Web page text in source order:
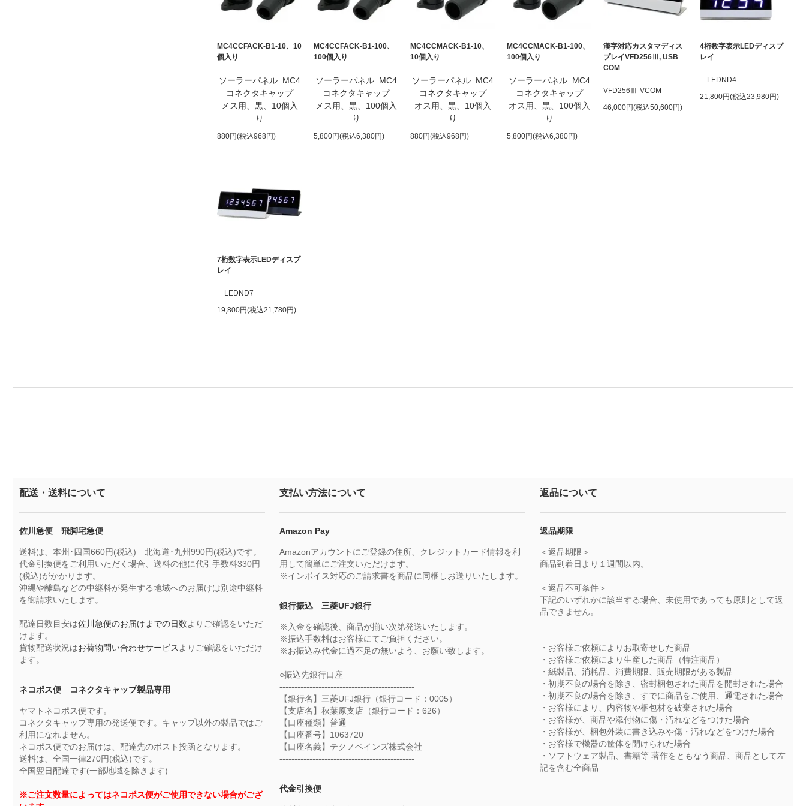
MC4CCFACK-B1-10、10
個入り
ソーラーパネル_MC4
コネクタキャップ
メス用、黒、10個入
り
880円(税込968円)
MC4CCFACK-B1-100、
100個入り
ソーラーパネル_MC4
コネクタキャップ
メス用、黒、100個入
り
5,800円(税込6,380円)
MC4CCMACK-B1-10、
10個入り
ソーラーパネル_MC4
コネクタキャップ
オス用、黒、10個入
り
880円(税込968円)
MC4CCMACK-B1-100、
100個入り
ソーラーパネル_MC4
コネクタキャップ
オス用、黒、100個入
り
5,800円(税込6,380円)
漢字対応カスタマディス
プレイVFD256Ⅲ, USB
COM
VFD256Ⅲ-VCOM
46,000円(税込50,600円)
4桁数字表示LEDディスプ
レイ
LEDND4
21,800円(税込23,980円)
7桁数字表示LEDディスプ
レイ
LEDND7
19,800円(税込21,780円)
配送・送料について
佐川急便 飛脚宅急便
送料は、本州･四国660円(税込) 北海道･九州990円(税込)です。
代金引換便をご利用いただく場合、送料の他に代引手数料330円
(税込)がかかります。
沖縄や離島などの中継料が発生する地域へのお届けは別途中継料
を御請求いたします。
配達日数目安は佐川急便のお届けまでの日数よりご確認をいただ
けます。
貨物配送状況はお荷物問い合わせサービス よりご確認をいただけ
ます。
ネコポス便 コネクタキャップ製品専用
ヤマトネコポス便です。
コネクタキャップ専用の発送便です。キャップ以外の製品ではご
利用になれません。
ネコポス便でのお届けは、配達先のポスト投函となります。
送料は、全国一律270円(税込)です。
全国翌日配達です(一部地域を除きます)
※ご注文数量によってはネコポス便がご使用できない場合がござ
支払い方法について
Amazon Pay
Amazonアカウントにご登録の住所、クレジットカード情報を利
用して簡単にご注文いただけます。
※インボイス対応のご請求書を商品に同梱しお送りいたします。
銀行振込 三菱UFJ銀行
※入金を確認後、商品が揃い次第発送いたします。
※振込手数料はお客様にてご負担ください。
※お振込み代金に過不足の無いよう、お願い致します。
○振込先銀行口座
---------------------------------------------
【銀行名】三菱UFJ銀行（銀行コード：0005）
【支店名】秋葉原支店（銀行コード：626）
【口座種類】普通
【口座番号】1063720
【口座名義】テクノベインズ株式会社
---------------------------------------------
代金引換便
返品について
返品期限
＜返品期限＞
商品到着日より１週間以内。
＜返品不可条件＞
下記のいずれかに該当する場合、未使用であっても原則として返
品できません。
・お客様ご依頼によりお取寄せした商品
・お客様ご依頼により生産した商品（特注商品）
・紙製品、消耗品、消費期限、販売期限がある製品
・初期不良の場合を除き、密封梱包された商品を開封された場合
・初期不良の場合を除き、すでに商品をご使用、通電された場合
・お客様により、内容物や梱包材を破棄された場合
・お客様が、商品や添付物に傷・汚れなどをつけた場合
・お客様が、梱包外装に書き込みや傷・汚れなどをつけた場合
・お客様で機器の筐体を開けられた場合
・ソフトウェア製品、書籍等 著作をともなう商品、商品として左
記を含む全商品